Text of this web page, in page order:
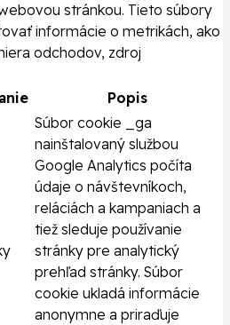
stránkou. Tieto súbory
informácie o metrikách, ako
odchodov, zdroj
Popis
Súbor cookie _ga
nainštalovaný službou
Google Analytics počíta
údaje o návštevníkoch,
reláciách a kampaniach a
tiež sleduje používanie
stránky pre analytický
prehľad stránky. Súbor
cookie ukladá informácie
anonymne a priraďuje